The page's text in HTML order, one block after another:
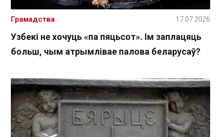
Узбекі не хочуць «па пяцьсот». Ім заплацяць
больш, чым атрымлівае палова беларусаў?
Грамадства 17.07.2026